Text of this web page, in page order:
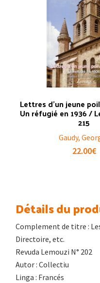
Lettres d’un jeune
Un réfugié en 1936 /
215
Gaudy,
22.00€
Détails du
Complement de titre :
Directoire, etc.
Revuda Lemouzi N° 202
Autor : Collectiu
Linga : Francés